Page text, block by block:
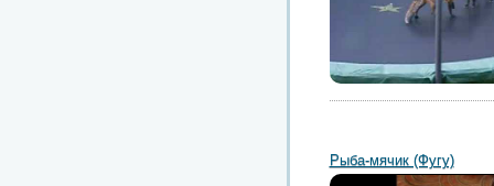
Рыба-мячик (Фугу)